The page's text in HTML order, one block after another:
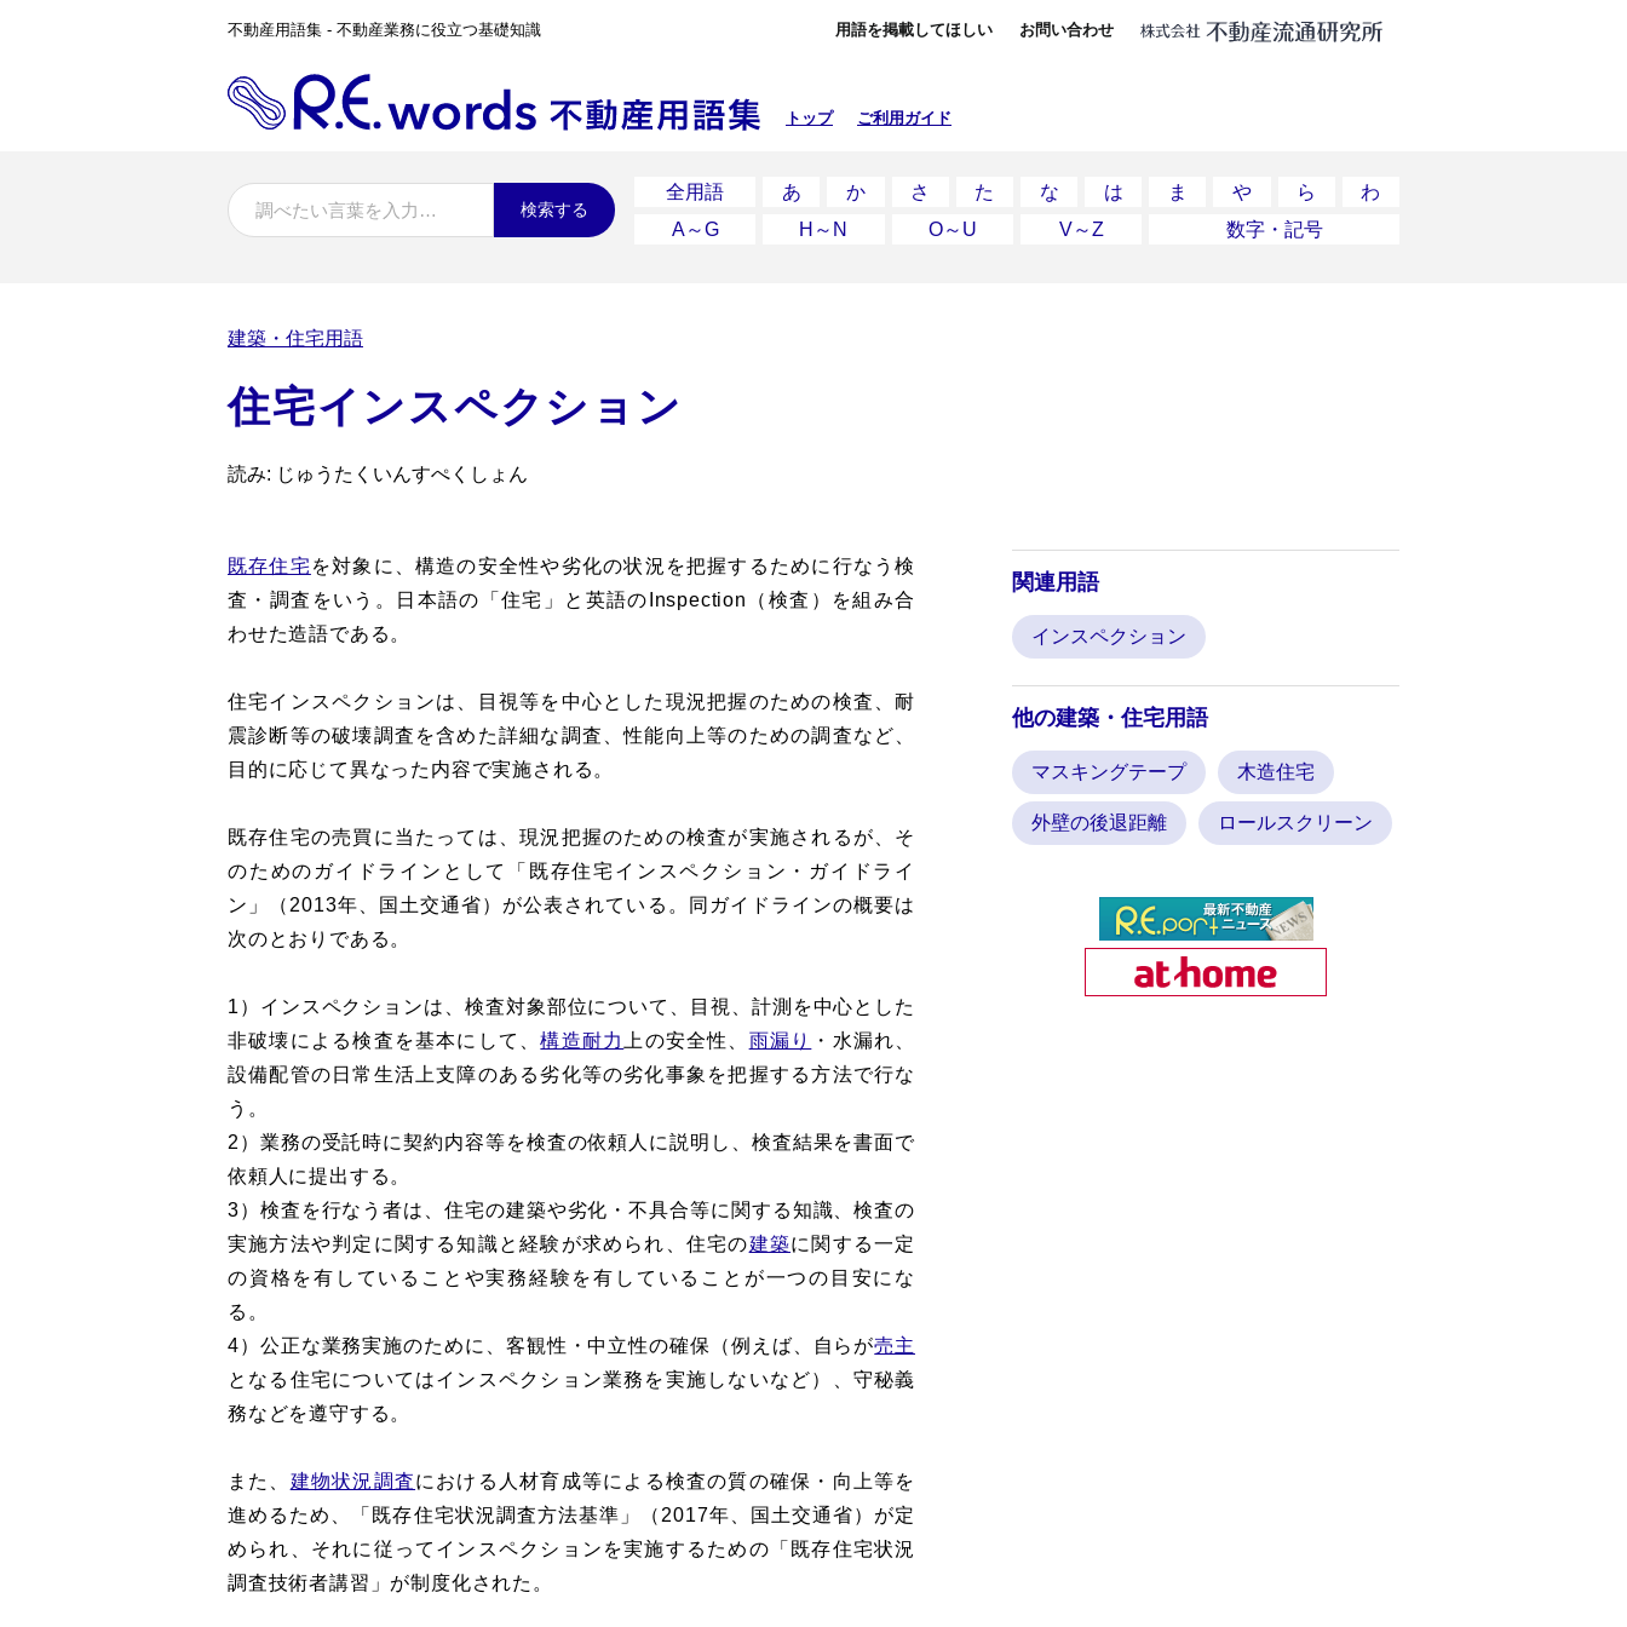
不動産用語集 - 不動産業務に役立つ基礎知識 用語を掲載してほしい お問い合わせ
トップ ご利用ガイド
検索する
全用語 あ か さ た な は ま や ら
わ
A～G
H～N O～U V～Z 数字・記号
建築・住宅用語
住宅インスペクション
読み: じゅうたくいんすぺくしょん
既存住宅 を対象に、構造の安全性や劣化の状況を把握するために行なう検
査・調査をいう。日本語の「住宅」と英語のInspection（検査）を組み合
わせた造語である。
住宅インスペクションは、目視等を中心とした現況把握のための検査、耐
震診断等の破壊調査を含めた詳細な調査、性能向上等のための調査など、
目的に応じて異なった内容で実施される。
既存住宅の売買に当たっては、現況把握のための検査が実施されるが、そ
のためのガイドラインとして「既存住宅インスペクション・ガイドライ
ン」（2013年、国土交通省）が公表されている。同ガイドラインの概要は
次のとおりである。
1）インスペクションは、検査対象部位について、目視、計測を中心とした
非破壊による検査を基本にして、構造耐力 上の安全性、 雨漏り
・水漏れ、
設備配管の日常生活上支障のある劣化等の劣化事象を把握する方法で行な
う。
2）業務の受託時に契約内容等を検査の依頼人に説明し、検査結果を書面で
依頼人に提出する。
3）検査を行なう者は、住宅の建築や劣化・不具合等に関する知識、検査の
実施方法や判定に関する知識と経験が求められ、住宅の建築に関する一定
の資格を有していることや実務経験を有していることが一つの目安にな
る。
4）公正な業務実施のために、客観性・中立性の確保（例えば、自らが売主
となる住宅についてはインスペクション業務を実施しないなど）、守秘義
務などを遵守する。
また、 建物状況調査における人材育成等による検査の質の確保・向上等を
進めるため、「既存住宅状況調査方法基準」（2017年、国土交通省）が定
められ、それに従ってインスペクションを実施するための「既存住宅状況
調査技術者講習」が制度化された。
関連用語
インスペクション
他の建築・住宅用語
マスキングテープ 木造住宅
外壁の後退距離 ロールスクリーン